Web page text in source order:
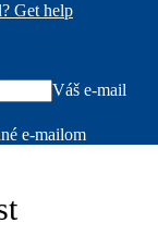
Get help
Váš e-mail
e-mailom